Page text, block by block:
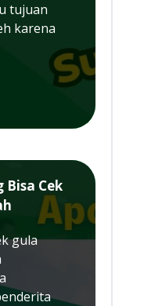
tujuan
karena
Bisa Cek
gula